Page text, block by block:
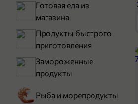
Готовая еда из
магазина
Продукты быстрого
приготовления
Замороженные
продукты
Рыба и морепродукты